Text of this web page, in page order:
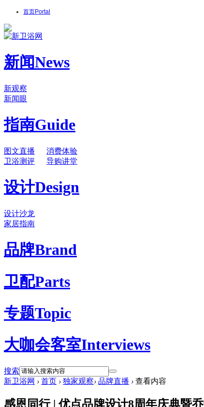
首页Portal
新闻News
新观察
新闻眼
指南Guide
图文直播
消费体验
卫浴测评
导购讲堂
设计Design
设计沙龙
家居指南
品牌Brand
卫配Parts
专题Topic
大咖会客室Interviews
搜索
新卫浴网 › 首页 › 独家观察› 品牌直播 › 查看内容
感恩同行 | 优点品牌设计8周年庆典暨